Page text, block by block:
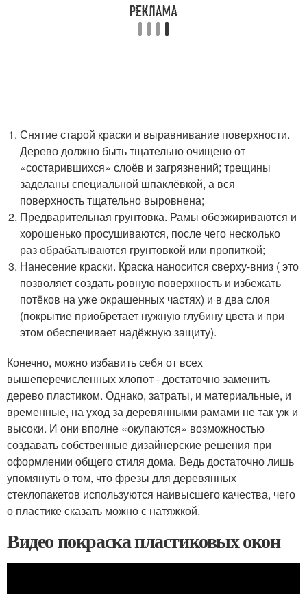
Снятие старой краски и выравнивание поверхности.
Дерево должно быть тщательно очищено от
«состарившихся» слоёв и загрязнений; трещины
заделаны специальной шпаклёвкой, а вся
поверхность тщательно выровнена;
Предварительная грунтовка. Рамы обезжириваются и
хорошенько просушиваются, после чего несколько
раз обрабатываются грунтовкой или пропиткой;
Нанесение краски. Краска наносится сверху-вниз ( это
позволяет создать ровную поверхность и избежать
потёков на уже окрашенных частях) и в два слоя
(покрытие приобретает нужную глубину цвета и при
этом обеспечивает надёжную защиту).
Конечно, можно избавить себя от всех
вышеперечисленных хлопот - достаточно заменить
дерево пластиком. Однако, затраты, и материальные, и
временные, на уход за деревянными рамами не так уж и
высоки. И они вполне «окупаются» возможностью
создавать собственные дизайнерские решения при
оформлении общего стиля дома. Ведь достаточно лишь
упомянуть о том, что фрезы для деревянных
стеклопакетов используются наивысшего качества, чего
о пластике сказать можно с натяжкой.
Видео покраска пластиковых окон